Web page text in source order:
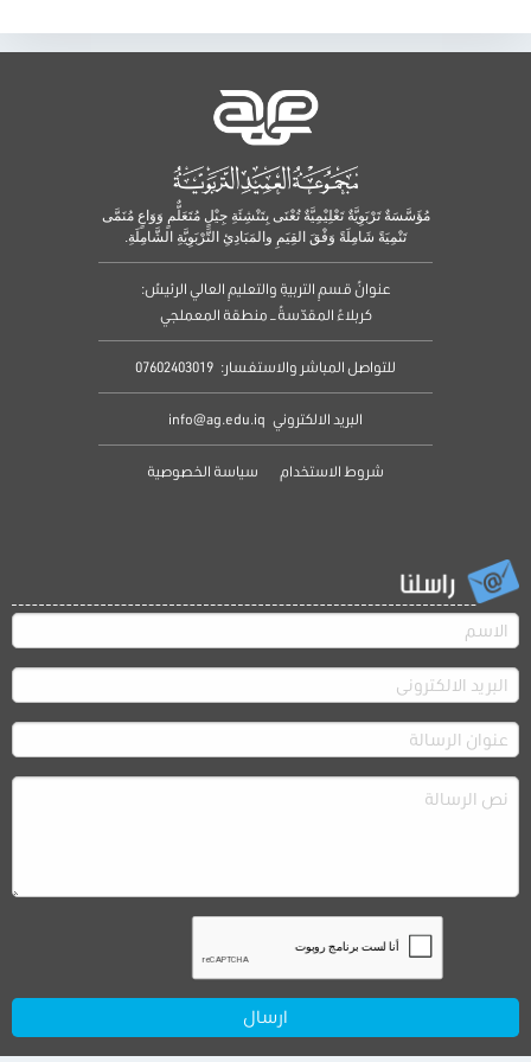
مُؤَسَّسَةٌ تَرْبَوِيَّةٌ تَعْلِيْمِيَّةٌ تُعْنَى بِتَنْشِئَةِ جِيْلٍ مُتَعَلٌّمٍ وَوَاعٍ مُنَمَّى
تَنْمِيَةً شَامِلَةً وَفْقَ القِيَمِ والمَبَادِئِ التَّرْبَوِيَّةِ الشَّامِلَةِ.
عنوانُ قسمِ التربيةِ والتعليمِ العالي الرئيسُ:
كربلاءُ المقدّسةُ – منطقة المعملجي
للتواصل المباشر والاستفسار: 07602403019
البريد الالكتروني info@ag.edu.iq
شروط الاستخدام سياسة الخصوصية